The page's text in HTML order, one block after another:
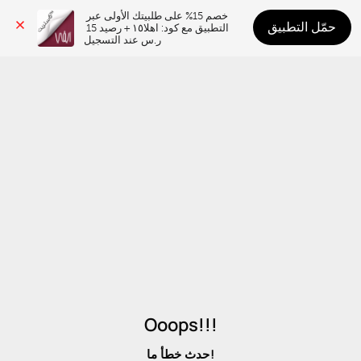
ر.س عند التسجيل
حمّل التطبيق
Ooops!!!
حدث خطأ ما!